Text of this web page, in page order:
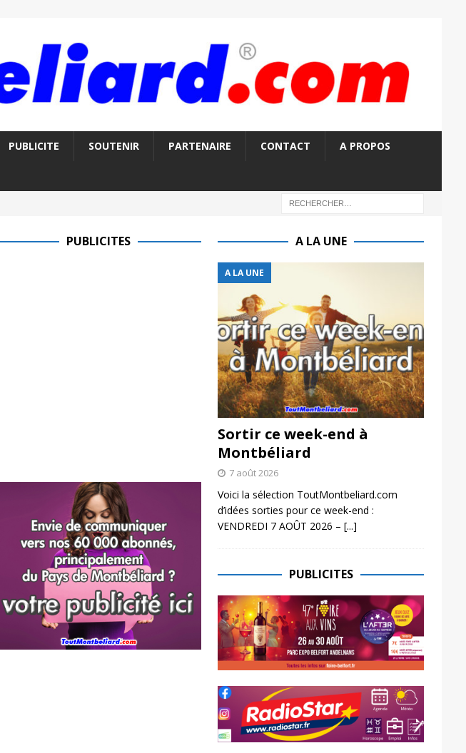
PUBLICITE SOUTENIR PARTENAIRE CONTACT A PROPOS
PUBLICITES A LA UNE
A LA UNE
Sortir ce week-end à
Montbéliard
7 août 2026
Voici la sélection ToutMontbeliard.com
d’idées sorties pour ce week-end :
VENDREDI 7 AOÛT 2026 – [...]
PUBLICITES